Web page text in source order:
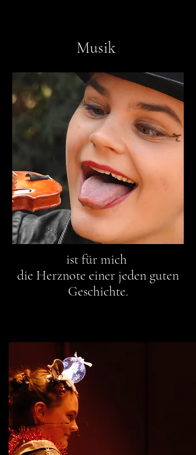
Musik
ist für mich
die Herznote einer jeden guten
Geschichte.